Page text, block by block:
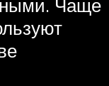
Чаще